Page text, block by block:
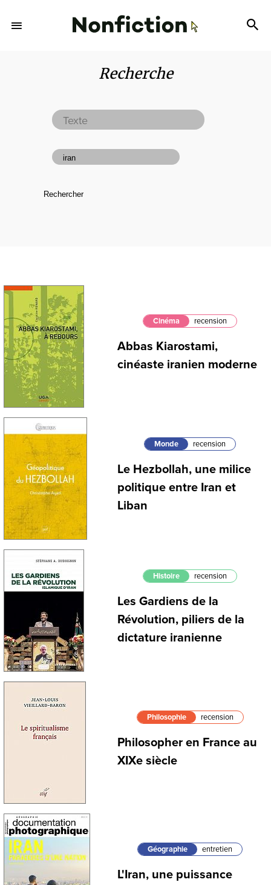
Recherche
Cinéma recension
Abbas Kiarostami,
cinéaste iranien moderne
Monde recension
Le Hezbollah, une milice
politique entre Iran et
Liban
Histoire recension
Les Gardiens de la
Révolution, piliers de la
dictature iranienne
Philosophie recension
Philosopher en France au
XIXe siècle
Géographie entretien
L'Iran, une puissance